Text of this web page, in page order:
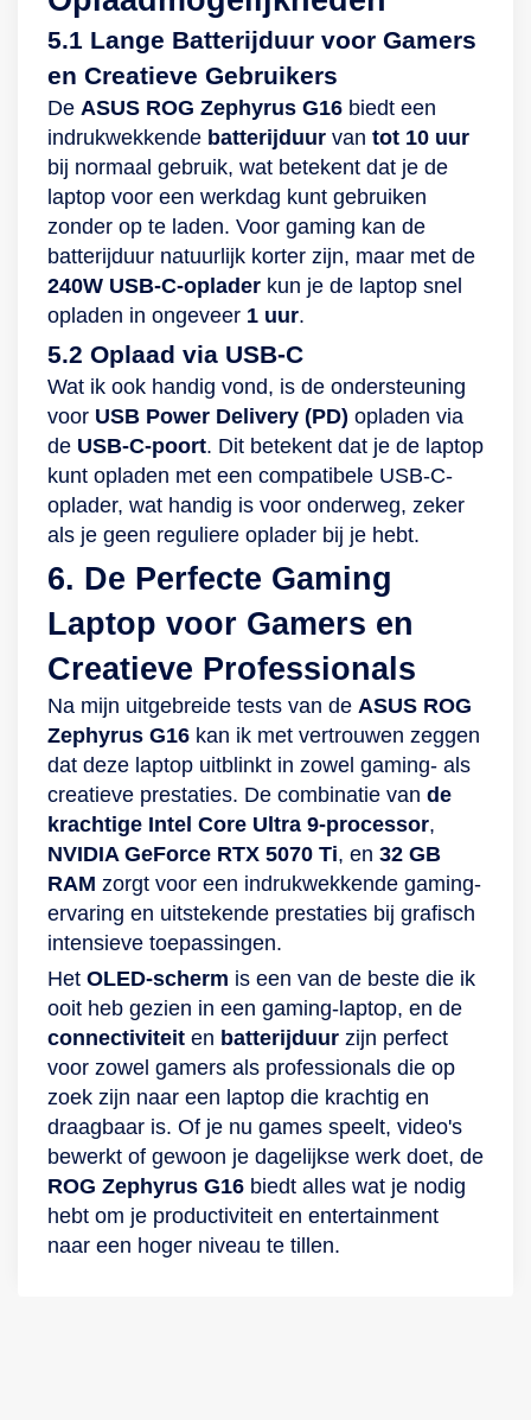
5.1 Lange Batterijduur voor Gamers
en Creatieve Gebruikers
De ASUS ROG Zephyrus G16 biedt een
indrukwekkende batterijduur van tot 10 uur
bij normaal gebruik, wat betekent dat je de
laptop voor een werkdag kunt gebruiken
zonder op te laden. Voor gaming kan de
batterijduur natuurlijk korter zijn, maar met de
240W USB-C-oplader kun je de laptop snel
opladen in ongeveer 1 uur.
5.2 Oplaad via USB-C
Wat ik ook handig vond, is de ondersteuning
voor USB Power Delivery (PD) opladen via
de USB-C-poort. Dit betekent dat je de laptop
kunt opladen met een compatibele USB-C-
oplader, wat handig is voor onderweg, zeker
als je geen reguliere oplader bij je hebt.
6. De Perfecte Gaming
Laptop voor Gamers en
Creatieve Professionals
Na mijn uitgebreide tests van de ASUS ROG
Zephyrus G16 kan ik met vertrouwen zeggen
dat deze laptop uitblinkt in zowel gaming- als
creatieve prestaties. De combinatie van de
krachtige Intel Core Ultra 9-processor,
NVIDIA GeForce RTX 5070 Ti, en 32 GB
RAM zorgt voor een indrukwekkende gaming-
ervaring en uitstekende prestaties bij grafisch
intensieve toepassingen.
Het OLED-scherm is een van de beste die ik
ooit heb gezien in een gaming-laptop, en de
connectiviteit en batterijduur zijn perfect
voor zowel gamers als professionals die op
zoek zijn naar een laptop die krachtig en
draagbaar is. Of je nu games speelt, video's
bewerkt of gewoon je dagelijkse werk doet, de
ROG Zephyrus G16 biedt alles wat je nodig
hebt om je productiviteit en entertainment
naar een hoger niveau te tillen.